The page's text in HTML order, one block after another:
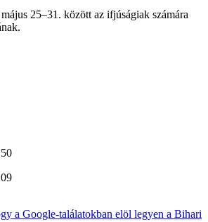
25–31. között az ifjúságiak számára
a Google-találatokban elöl legyen a Bihari